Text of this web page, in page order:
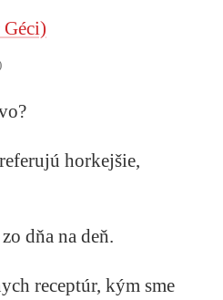
horkejšie,
dňa na deň.
receptúr, kým sme